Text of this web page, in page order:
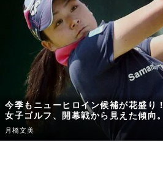
今季もニューヒロイン候補が花盛り！
女子ゴルフ、開幕戦から見えた傾向。
月橋文美